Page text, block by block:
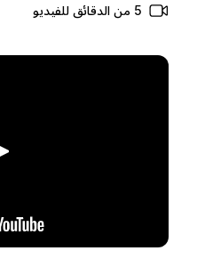
5 من الدقائق للفيديو